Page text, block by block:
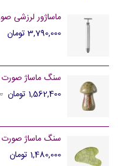
ماساژور لرزشی
3,790,000 تومان
سنگ ماساژ صورت
1,562,400 تومان
سنگ ماساژ صورت
1,480,000 تومان